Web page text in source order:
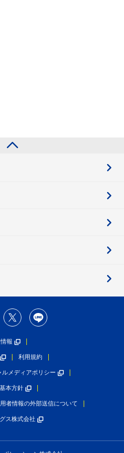
報
利用規約
ルメディアポリシー
本方針
者情報の外部送信について
ス株式会社